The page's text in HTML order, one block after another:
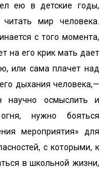
ею в детские годы,
мир человека.
с того момента,
на его крик мать дает
или сама плачет над
дыхания человека,—
научно осмыслить и
нужно бояться
мероприятия» для
с которыми, к
в школьной жизни,